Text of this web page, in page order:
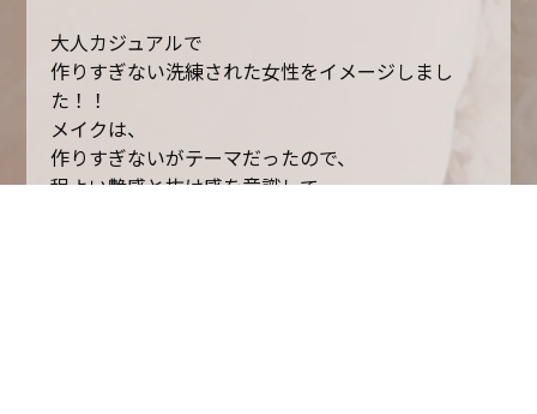
大人カジュアルで
作りすぎない洗練された女性をイメージしまし
た！！
メイクは、
作りすぎないがテーマだったので、
程よい艶感と抜け感を意識して